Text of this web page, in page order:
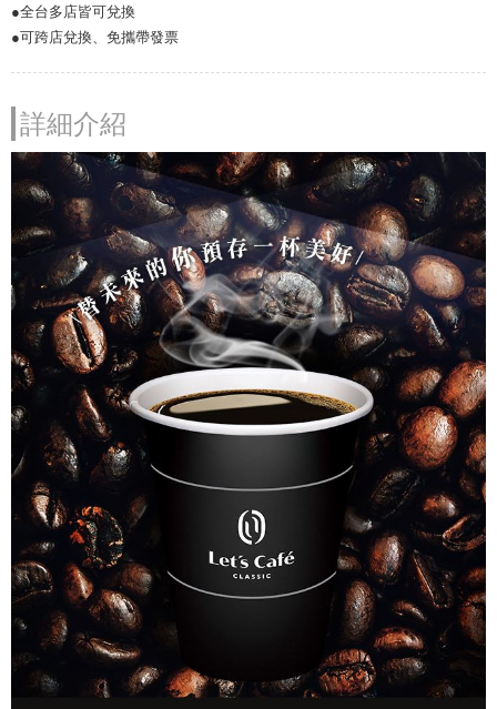
●全台多店皆可兌換
●可跨店兌換、免攜帶發票
詳細介紹